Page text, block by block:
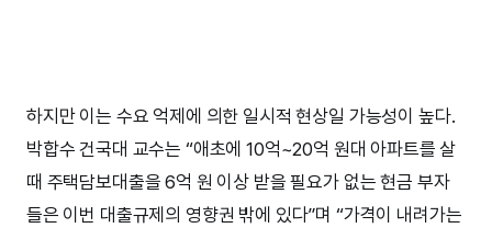
하지만 이는 수요 억제에 의한 일시적 현상일 가능성이 높다.
박합수 건국대 교수는 “애초에 10억~20억 원대 아파트를 살
때 주택담보대출을 6억 원 이상 받을 필요가 없는 현금 부자
들은 이번 대출규제의 영향권 밖에 있다”며 “가격이 내려가는